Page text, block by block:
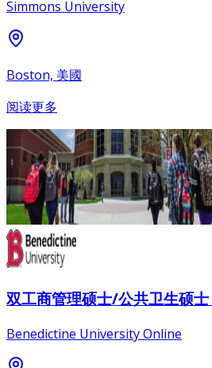
Simmons University
Boston, 美國
阅读更多
双工商管理硕士/公共卫生硕
Benedictine University Online